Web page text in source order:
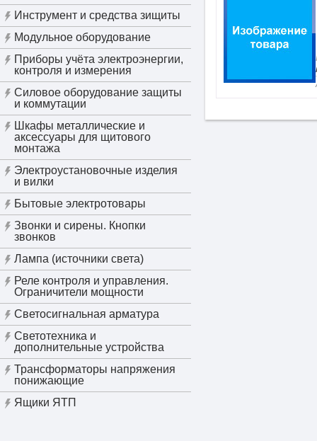
Инструмент и средства зищиты
Модульное оборудование
Приборы учёта электроэнергии,
контроля и измерения
Силовое оборудование защиты
и коммутации
Шкафы металлические и
аксессуары для щитового
монтажа
Электроустановочные изделия
и вилки
Бытовые электротовары
Звонки и сирены. Кнопки
звонков
Лампа (источники света)
Реле контроля и управления.
Ограничители мощности
Светосигнальная арматура
Светотехника и
дополнительные устройства
Трансформаторы напряжения
понижающие
Ящики ЯТП